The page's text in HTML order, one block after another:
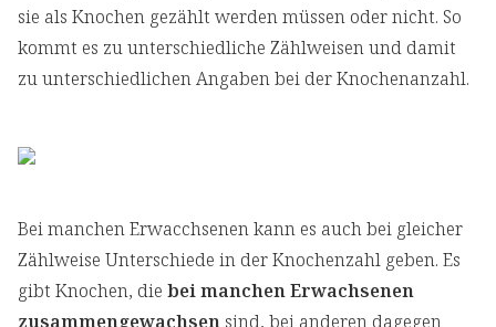
sie als Knochen gezählt werden müssen oder nicht. So
kommt es zu unterschiedliche Zählweisen und damit
zu unterschiedlichen Angaben bei der Knochenanzahl.
Bei manchen Erwacchsenen kann es auch bei gleicher
Zählweise Unterschiede in der Knochenzahl geben. Es
gibt Knochen, die bei manchen Erwachsenen
zusammengewachsen sind, bei anderen dagegen